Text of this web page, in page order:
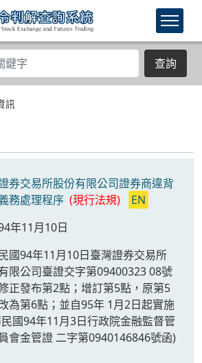
查詢
訊
券交易所股份有限公司證券商違背
務處理程序 (現行法規)
EN
年11月10日
國94年11月10日臺灣證券交易所
限公司臺證交字第09400323 08號
正發布第2點；增訂第5點，原第5
為第6點；並自95年 1月2日起實施
國94年11月3日行政院金融監督管
會金管證 二字第0940146846號函)